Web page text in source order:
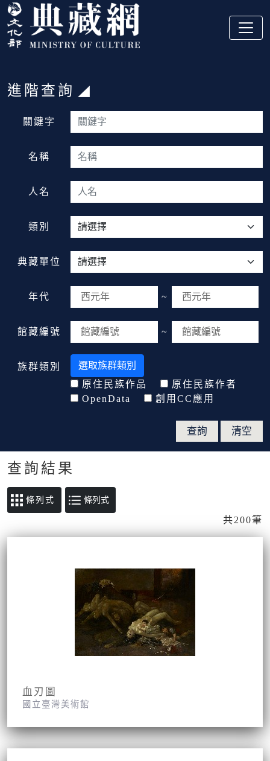
跳到主要內容
:::
:::
進階查詢
關鍵字
名稱
人名
類別
典藏單位
年代 ~
館藏編號 ~
族群類別
選取族群類別
原住民族作品
原住民族作者
OpenData
創用CC應用
查詢結果
條列式
共200筆
血刃圖
國立臺灣美術館